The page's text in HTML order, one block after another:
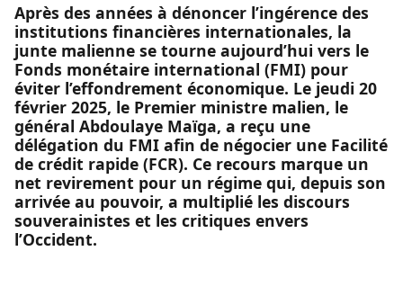
Après des années à dénoncer l’ingérence des
institutions financières internationales, la
junte malienne se tourne aujourd’hui vers le
Fonds monétaire international (FMI) pour
éviter l’effondrement économique. Le jeudi 20
février 2025, le Premier ministre malien, le
général Abdoulaye Maïga, a reçu une
délégation du FMI afin de négocier une Facilité
de crédit rapide (FCR). Ce recours marque un
net revirement pour un régime qui, depuis son
arrivée au pouvoir, a multiplié les discours
souverainistes et les critiques envers
l’Occident.